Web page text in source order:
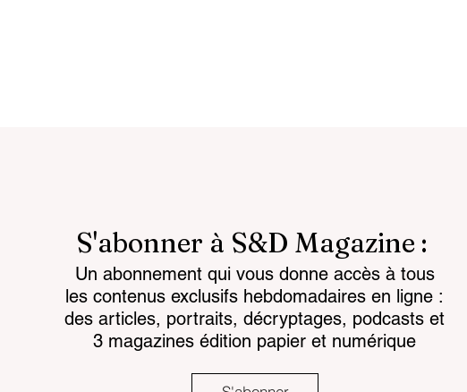
Space sovereignty: from
awareness to strategic
advantage
Customs 2030: a new era
takes shape
S'abonner à S&D Magazine :
Un abonnement qui vous donne accès à tous
les contenus exclusifs hebdomadaires en ligne :
des articles, portraits, décryptages, podcasts et
3 magazines édition papier et numérique